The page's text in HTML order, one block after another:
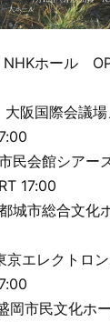
ホール
阪国際会議場
会館シアー
17:00
城市総合文化
エレクトロ
市民文化ホ